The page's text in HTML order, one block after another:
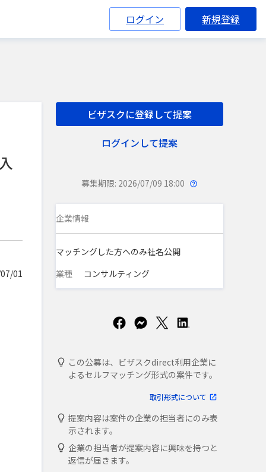
ログイン 新規登録
01
ビザスクに登録して提案
ログインして提案
募集期限: 2026/07/09 18:00
企業情報
マッチングした方へのみ社名公開
業種
コンサルティング
この公募は、ビザスクdirect利用企業に
よるセルフマッチング形式の案件です。
取引形式について
提案内容は案件の企業の担当者にのみ表
示されます。
企業の担当者が提案内容に興味を持つと
返信が届きます。